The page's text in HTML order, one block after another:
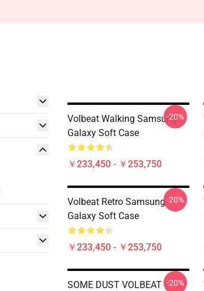
Volbeat Walking Samsung
Galaxy Soft Case
￥233,450 - ￥253,750
-20%
Volbeat Retro Samsung
Galaxy Soft Case
￥233,450 - ￥253,750
-20%
SOME DUST VOLBEAT -20%